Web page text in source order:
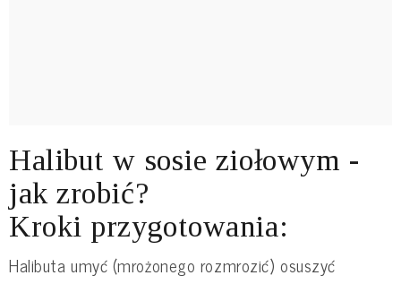
Halibut w sosie ziołowym -
jak zrobić?
Kroki przygotowania:
Halibuta umyć (mrożonego rozmrozić) osuszyć